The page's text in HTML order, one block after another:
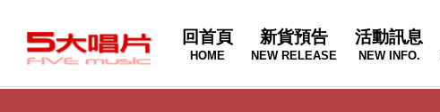
回首頁
HOME
新貨預告
NEW RELEASE
活動訊息
NEW INFO.